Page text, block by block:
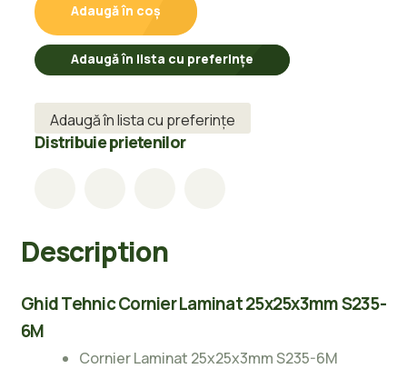
quantity
Adaugă în coș
Adaugă în lista cu preferințe
Adaugă în lista cu preferințe
Distribuie prietenilor
Description
Ghid Tehnic Cornier Laminat 25x25x3mm S235-
6M
Cornier Laminat 25x25x3mm S235-6M